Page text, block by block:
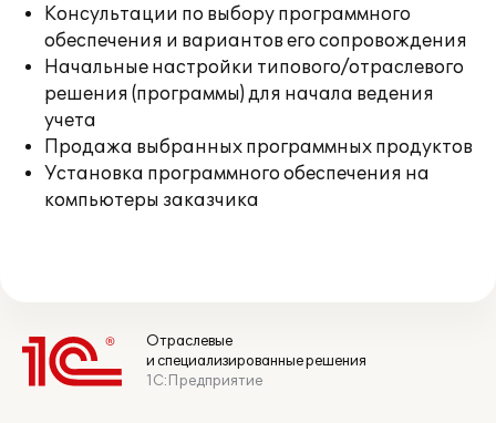
Консультации по выбору программного
обеспечения и вариантов его сопровождения
Начальные настройки типового/отраслевого
решения (программы) для начала ведения
учета
Продажа выбранных программных продуктов
Установка программного обеспечения на
компьютеры заказчика
Отраслевые
и специализированные решения
1С:Предприятие